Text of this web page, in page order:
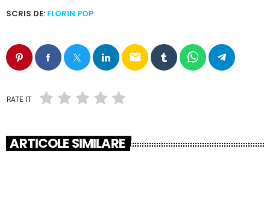
SCRIS DE: FLORIN POP
email
RATE IT
ARTICOLE SIMILARE